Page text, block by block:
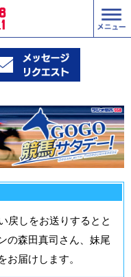
戻しをお送りするとと
の森田真司さん、妹尾
お届けします。